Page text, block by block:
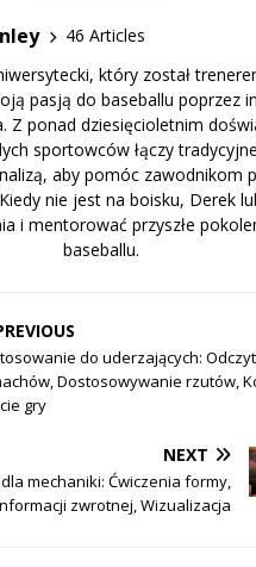
46 Articles
który został
pasją do baseballu poprzez
Z ponad dziesięcioletnim
sportowców łączy
aby pomóc zawodnikom
nie jest na boisku, Derek
i mentorować przyszłe
baseballu.
do uderzających:
Dostosowywanie rzutów,
gry
NEXT
mechaniki: Ćwiczenia formy,
zwrotnej, Wizualizacja